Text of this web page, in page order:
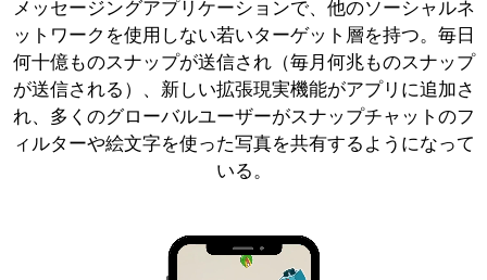
メッセージングアプリケーションで、他のソーシャルネ
ットワークを使用しない若いターゲット層を持つ。毎日
何十億ものスナップが送信され（毎月何兆ものスナップ
が送信される）、新しい拡張現実機能がアプリに追加さ
れ、多くのグローバルユーザーがスナップチャットのフ
ィルターや絵文字を使った写真を共有するようになって
いる。